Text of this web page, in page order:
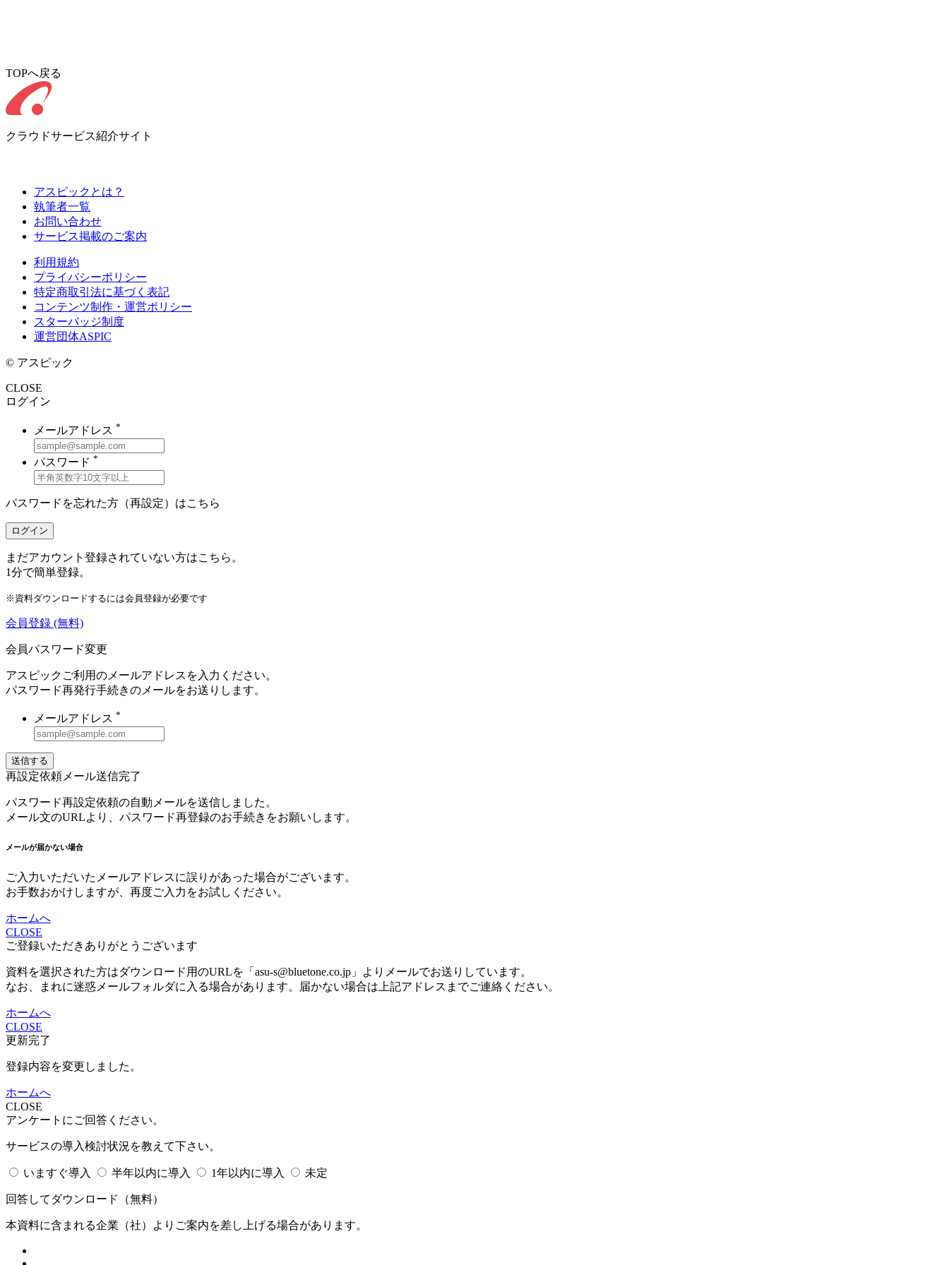
TOPへ戻る
クラウドサービス紹介サイト
アスピックとは？
執筆者一覧
お問い合わせ
サービス掲載のご案内
利用規約
プライバシーポリシー
特定商取引法に基づく表記
コンテンツ制作・運営ポリシー
スターバッジ制度
運営団体ASPIC
© アスピック
CLOSE
ログイン
メールアドレス *
パスワード *
パスワードを忘れた方（再設定）はこちら
ログイン
まだアカウント登録されていない方はこちら。
1分で簡単登録。
※資料ダウンロードするには会員登録が必要です
会員登録 (無料)
会員パスワード変更
アスピックご利用のメールアドレスを入力ください。
パスワード再発行手続きのメールをお送りします。
メールアドレス *
送信する
再設定依頼メール送信完了
パスワード再設定依頼の自動メールを送信しました。
メール文のURLより、パスワード再登録のお手続きをお願いします。
メールが届かない場合
ご入力いただいたメールアドレスに誤りがあった場合がございます。
お手数おかけしますが、再度ご入力をお試しください。
ホームへ
CLOSE
ご登録いただきありがとうございます
資料を選択された方はダウンロード用のURLを「asu-s@bluetone.co.jp」よりメールでお送りしています。
なお、まれに迷惑メールフォルダに入る場合があります。届かない場合は上記アドレスまでご連絡ください。
ホームへ
CLOSE
更新完了
登録内容を変更しました。
ホームへ
CLOSE
アンケートにご回答ください。
サービスの導入検討状況を教えて下さい。
いますぐ導入 半年以内に導入 1年以内に導入 未定
回答してダウンロード （無料）
本資料に含まれる企業（社）よりご案内を差し上げる場合があります。